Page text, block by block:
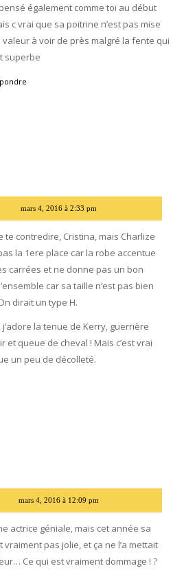
également comme toi au début
c vrai que sa poitrine n’est pas mise
valeur à voir de près malgré la fente qui
superbe
mars 4, 2016 à 2:33 pm
te contredire, Cristina, mais Charlize
la 1ere place car la robe accentue
carrées et ne donne pas un bon
car sa taille n’est pas bien
dirait un type H.
j’adore la tenue de Kerry, guerrière
et queue de cheval ! Mais c’est vrai
un peu de décolleté.
mars 4, 2016 à 12:09 pm
actrice géniale, mais cet année sa
vraiment pas jolie, et ça ne l’a mettait
Ce qui est vraiment dommage ! ?